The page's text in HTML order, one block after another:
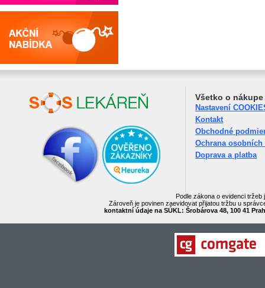
Všetko o nákupe
Nastavení
Kontakt
Obchodné
Ochrana osobních
Doprava a platba
Podle zákona o evidenci
Zároveň je povinen zaevidovat přijatou tržbu u
kontaktní údaje na SÚKL: Šrobárova 48, 100 41